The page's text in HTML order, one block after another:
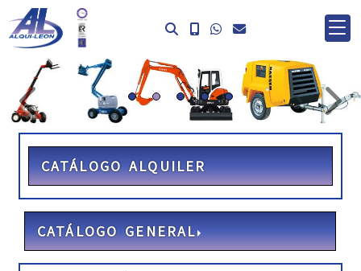
prev
CATÁLOGO ALQUILER
CATÁLOGO GENERAL